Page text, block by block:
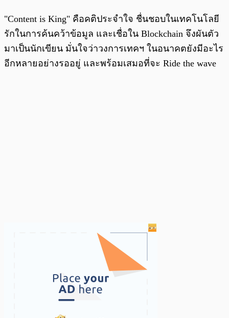
"Content is King" คือคติประจำใจ ชื่นชอบในเทคโนโลยี
รักในการค้นคว้าข้อมูล และเชื่อใน Blockchain จึงผันตัว
มาเป็นนักเขียน มั่นใจว่าวงการเทคฯ ในอนาคตยังมีอะไร
อีกหลายอย่างรออยู่ และพร้อมเสมอที่จะ Ride the wave